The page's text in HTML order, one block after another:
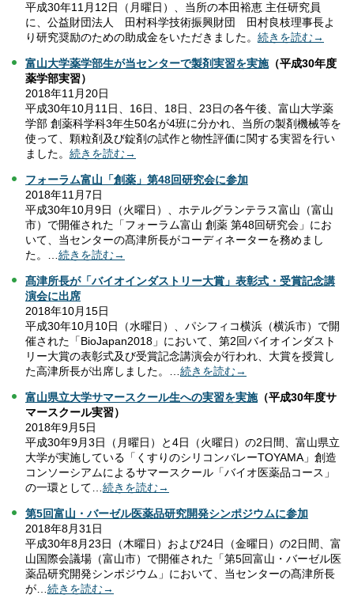
平成30年11月12日（月曜日）、当所の本田裕恵 主任研究員
に、公益財団法人 田村科学技術振興財団 田村良枝理事長よ
り研究奨励のための助成金をいただきました。 続きを読む→
富山大学薬学部生が当センターで製剤実習を実施（平成30年度
薬学部実習）
2018年11月20日
平成30年10月11日、16日、18日、23日の各午後、富山大学薬
学部 創薬科学科3年生50名が4班に分かれ、当所の製剤機械等を
使って、顆粒剤及び錠剤の試作と物性評価に関する実習を行い
ました。 続きを読む→
フォーラム富山「創薬」第48回研究会に参加
2018年11月7日
平成30年10月9日（火曜日）、ホテルグランテラス富山（富山
市）で開催された「フォーラム富山 創薬 第48回研究会」にお
いて、当センターの髙津所長がコーディネーターを務めまし
た。… 続きを読む→
髙津所長が「バイオインダストリー大賞」表彰式・受賞記念講
演会に出席
2018年10月15日
平成30年10月10日（水曜日）、パシフィコ横浜（横浜市）で開
催された「BioJapan2018」において、第2回バイオインダスト
リー大賞の表彰式及び受賞記念講演会が行われ、大賞を授賞し
た高津所長が出席しました。… 続きを読む→
富山県立大学サマースクール生への実習を実施（平成30年度サ
マースクール実習）
2018年9月5日
平成30年9月3日（月曜日）と4日（火曜日）の2日間、富山県立
大学が実施している「くすりのシリコンバレーTOYAMA」創造
コンソーシアムによるサマースクール「バイオ医薬品コース」
の一環として… 続きを読む→
第5回富山・バーゼル医薬品研究開発シンポジウムに参加
2018年8月31日
平成30年8月23日（木曜日）および24日（金曜日）の2日間、富
山国際会議場（富山市）で開催された「第5回富山・バーゼル医
薬品研究開発シンポジウム」において、当センターの髙津所長
が… 続きを読む→